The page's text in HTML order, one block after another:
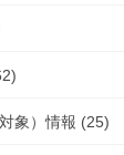
象）情報 (25)